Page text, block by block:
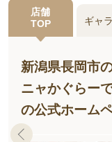
店舗
TOP
ギャ
新潟県長岡市
ニャかぐらー
の公式ホーム